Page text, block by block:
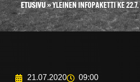
ETUSIVU»YLEINEN INFOPAKETTI KE 22.7.
21.07.2020 09:00